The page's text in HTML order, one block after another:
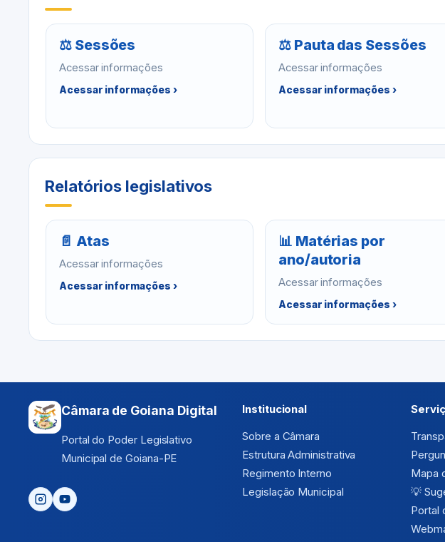
⚖ Sessões
Acessar informações
Acessar informações ›
⚖ Pauta das Sessões
Acessar informações
Acessar informações ›
Relatórios legislativos
📄 Atas
Acessar informações
Acessar informações ›
📊 Matérias por
ano/autoria
Acessar informações
Acessar informações ›
Câmara de Goiana Digital
Portal do Poder Legislativo
Municipal de Goiana-PE
Institucional
Sobre a Câmara
Estrutura Administrativa
Regimento Interno
Legislação Municipal
Mapa
💡
Portal